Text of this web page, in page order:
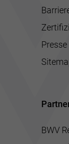
Presse
BWV